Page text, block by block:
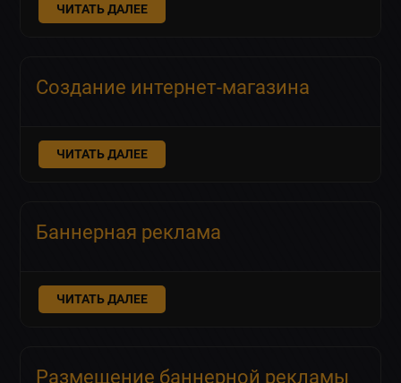
ЧИТАТЬ ДАЛЕЕ
Создание интернет-магазина
ЧИТАТЬ ДАЛЕЕ
Баннерная реклама
ЧИТАТЬ ДАЛЕЕ
Размещение баннерной рекламы